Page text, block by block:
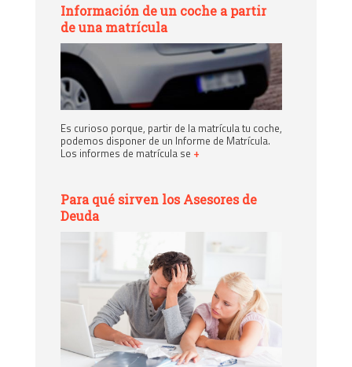
Información de un coche a partir
de una matrícula
Es curioso porque, partir de la matrícula tu coche,
podemos disponer de un Informe de Matrícula.
Los informes de matrícula se +
Para qué sirven los Asesores de
Deuda